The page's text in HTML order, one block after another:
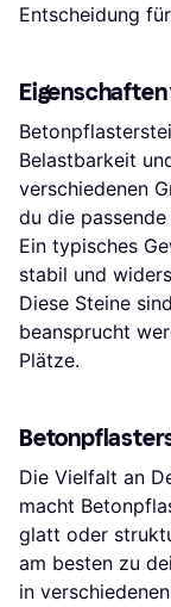
Entscheidung
Belastbarkeit
verschiedenen
du die
Ein typisches
stabil und
Diese Steine
beansprucht
Plätze.
Die Vielfalt an
macht
glatt oder
am besten zu
in